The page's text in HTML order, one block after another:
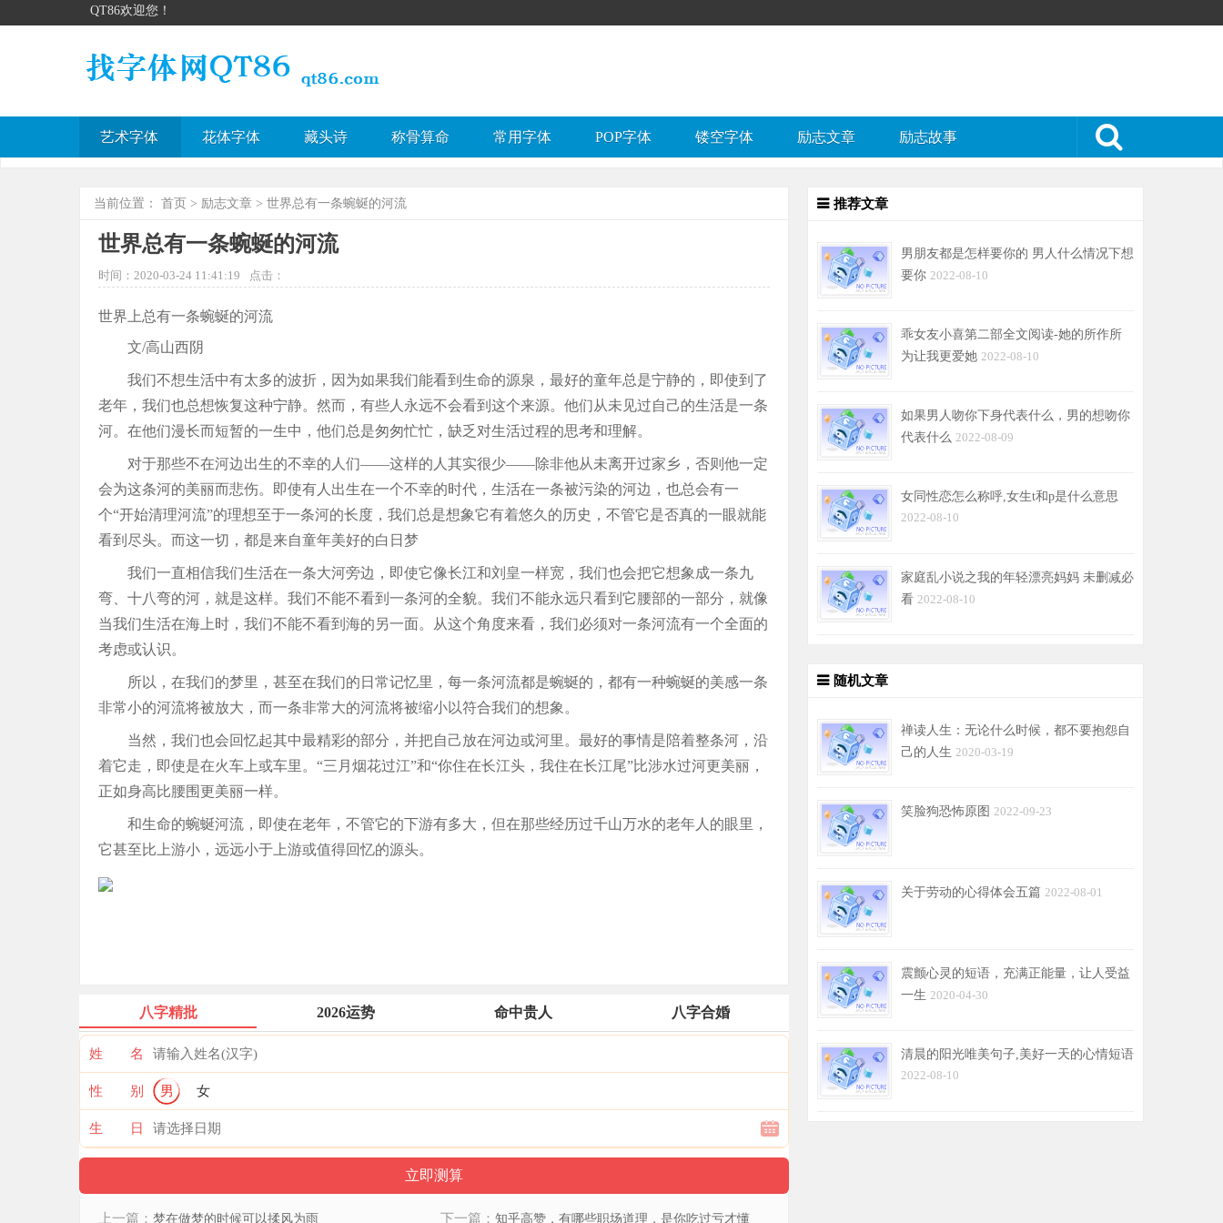
QT86欢迎您！
艺术字体 花体字体 藏头诗 称骨算命 常用字体 POP字体 镂空字体 励志文章 励志故事
当前位置： 首页 > 励志文章 > 世界总有一条蜿蜒的河流
世界总有一条蜿蜒的河流
时间：2020-03-24 11:41:19 点击：
世界上总有一条蜿蜒的河流
文/高山西阴
我们不想生活中有太多的波折，因为如果我们能看到生命的源泉，最好的童年总是宁静的，即使到了
老年，我们也总想恢复这种宁静。然而，有些人永远不会看到这个来源。他们从未见过自己的生活是一条
河。在他们漫长而短暂的一生中，他们总是匆匆忙忙，缺乏对生活过程的思考和理解。
对于那些不在河边出生的不幸的人们——这样的人其实很少——除非他从未离开过家乡，否则他一定
会为这条河的美丽而悲伤。即使有人出生在一个不幸的时代，生活在一条被污染的河边，也总会有一
个“开始清理河流”的理想至于一条河的长度，我们总是想象它有着悠久的历史，不管它是否真的一眼就能
看到尽头。而这一切，都是来自童年美好的白日梦
我们一直相信我们生活在一条大河旁边，即使它像长江和刘皇一样宽，我们也会把它想象成一条九
弯、十八弯的河，就是这样。我们不能不看到一条河的全貌。我们不能永远只看到它腰部的一部分，就像
当我们生活在海上时，我们不能不看到海的另一面。从这个角度来看，我们必须对一条河流有一个全面的
考虑或认识。
所以，在我们的梦里，甚至在我们的日常记忆里，每一条河流都是蜿蜒的，都有一种蜿蜒的美感一条
非常小的河流将被放大，而一条非常大的河流将被缩小以符合我们的想象。
当然，我们也会回忆起其中最精彩的部分，并把自己放在河边或河里。最好的事情是陪着整条河，沿
着它走，即使是在火车上或车里。“三月烟花过江”和“你住在长江头，我住在长江尾”比涉水过河更美丽，
正如身高比腰围更美丽一样。
和生命的蜿蜒河流，即使在老年，不管它的下游有多大，但在那些经历过千山万水的老年人的眼里，
它甚至比上游小，远远小于上游或值得回忆的源头。
八字精批 2026运势 命中贵人 八字合婚
姓 名
性 别 男 女
生 日
上一篇： 梦在做梦的时候可以揉风为雨 下一篇：知乎高赞，有哪些职场道理，是你吃过亏才懂
推荐文章
男朋友都是怎样要你的 男人什么情况下想
要你 2022-08-10
乖女友小喜第二部全文阅读-她的所作所
为让我更爱她 2022-08-10
如果男人吻你下身代表什么，男的想吻你
代表什么 2022-08-09
女同性恋怎么称呼,女生t和p是什么意思
2022-08-10
家庭乱小说之我的年轻漂亮妈妈 未删减必
看 2022-08-10
随机文章
禅读人生：无论什么时候，都不要抱怨自
己的人生 2020-03-19
笑脸狗恐怖原图 2022-09-23
关于劳动的心得体会五篇 2022-08-01
震颤心灵的短语，充满正能量，让人受益
一生 2020-04-30
清晨的阳光唯美句子,美好一天的心情短语
2022-08-10